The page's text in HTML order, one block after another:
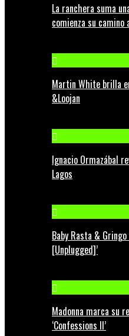
La ranchera suma
comienza su
Martin White brilla
&Loojan
Ignacio Ormazábal
Lagos
Baby Rasta &
[Unplugged]’
Madonna marca su
‘Confessions II’